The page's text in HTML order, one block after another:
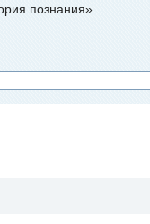
познания»